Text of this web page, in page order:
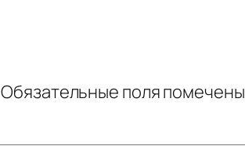
Обязательные поля помечены